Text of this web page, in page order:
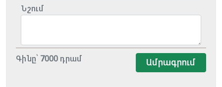
Նշում
Գինը՝ 7000 դրամ Ամրագրում